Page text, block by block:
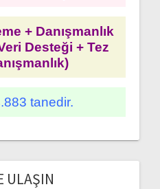
+ Danışmanlık
Desteği + Tez
tanedir.
ULAŞIN